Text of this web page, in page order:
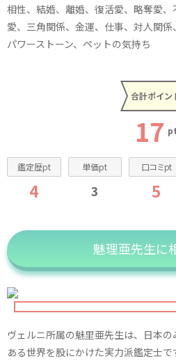
相性、結婚、離婚、復活愛、略奪愛
愛、三角関係、金運、仕事、対人関係
パワーストーン、ペットの気持ち
合計ポイン
17 pt
鑑定歴pt
4
単価pt
3
口コミpt
5
魅理亜先生に
ヴェルニ所属の魅里亜先生は、日本
ある世界を股にかけた実力派鑑定士で